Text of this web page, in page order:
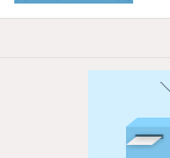
他の人はこんな条
バス・トイレ別